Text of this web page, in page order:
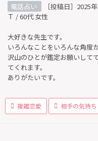
電話占い
［投稿日］2025
Ｔ / 60代 女性
大好きな先生です。
いろんなことをいろんな角度
沢山のひとが鑑定お願いして
てくれます。
ありがたいです。
複雑恋愛 相手の気持ち